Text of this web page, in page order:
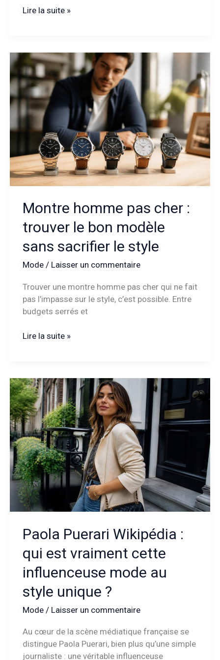
Hamilton
montre
iconique
s’impose
dans
la
mode
contemporaine
Lire la suite »
Montre homme pas cher :
trouver le bon modèle
sans sacrifier le style
Mode/ Laisser un commentaire
Trouver une montre homme pas cher qui ne fait
pas l’impasse sur le style, c’est possible. Entre
budgets serrés et
Montre
:
trouver
le
bon
modèle
sans
sacrifier
le
style
Lire la suite »
Paola Puerari Wikipédia :
qui est vraiment cette
influenceuse mode au
style unique ?
Mode/ Laisser un commentaire
Au cœur de la scène médiatique française se
distingue Paola Puerari, bien plus qu’une simple
journaliste : une véritable influenceuse